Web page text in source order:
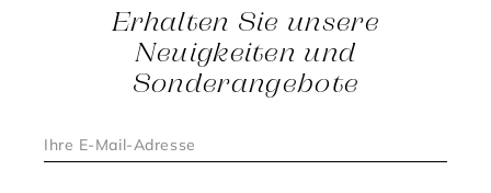
ruhige Noblesse und lässt Dich jederzeit gepflegt auftreten -
vom ersten Termin bis zum Abendessen.
Stil & Funktion in perfekter Balance
Wolle Kaschmir Mantel - das Beste aus zwei Welten
mit einer besonders angenehmen Haptik. Diese Mischung
macht ihn vielseitig und alltagstauglich: Er fühlt sich weich an,
Erhalten Sie unsere
Neuigkeiten und
Sonderangebote